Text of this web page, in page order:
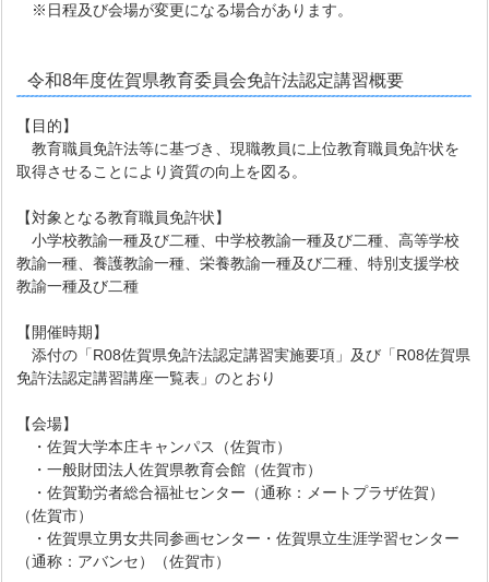
※日程及び会場が変更になる場合があります。
令和8年度佐賀県教育委員会免許法認定講習概要
【目的】
教育職員免許法等に基づき、現職教員に上位教育職員免許状を
取得させることにより資質の向上を図る。
【対象となる教育職員免許状】
小学校教諭一種及び二種、中学校教諭一種及び二種、高等学校
教諭一種、養護教諭一種、栄養教諭一種及び二種、特別支援学校
教諭一種及び二種
【開催時期】
添付の「R08佐賀県免許法認定講習実施要項」及び「R08佐賀県
免許法認定講習講座一覧表」のとおり
【会場】
・佐賀大学本庄キャンパス（佐賀市）
・一般財団法人佐賀県教育会館（佐賀市）
・佐賀勤労者総合福祉センター（通称：メートプラザ佐賀）
（佐賀市）
・佐賀県立男女共同参画センター・佐賀県立生涯学習センター
（通称：アバンセ）（佐賀市）